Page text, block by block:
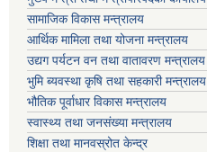
सामाजिक विकास मन्त्रालय
आर्थिक मामिला तथा योजना मन्त्रालय
उद्यग पर्यटन वन तथा वातावरण मन्त्रालय
भुमि ब्यवस्था कृषि तथा सहकारी मन्त्रालय
भौतिक पूर्वाधार विकास मन्त्रालय
स्वास्थ्य तथा जनसंख्या मन्त्रालय
शिक्षा तथा मानवस्रोत केन्द्र